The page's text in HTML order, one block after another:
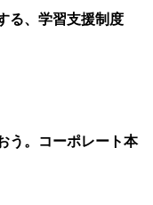
る、学習支援制度
う。コーポレート本